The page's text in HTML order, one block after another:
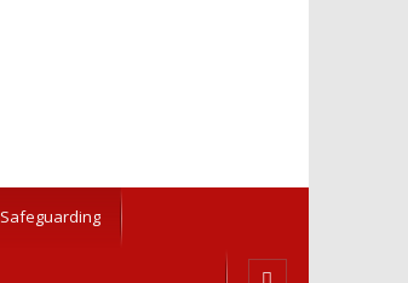
Safeguarding